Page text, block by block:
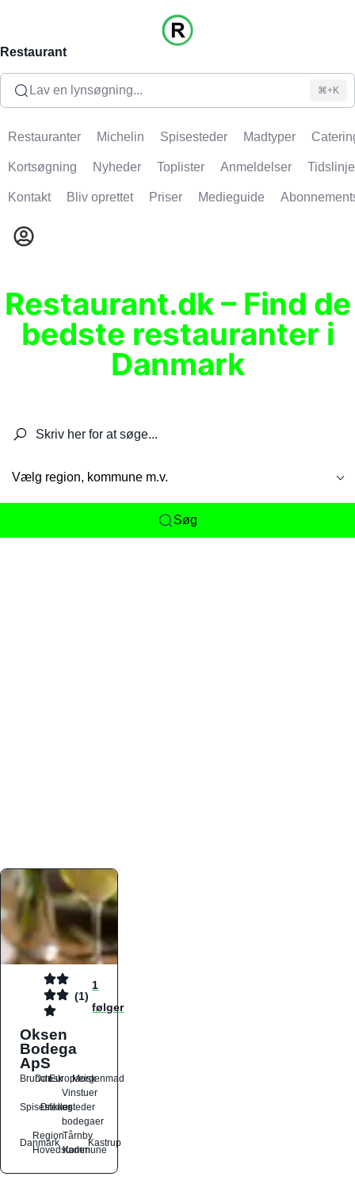
Restaurant
Lav en lynsøgning... ⌘+K
Restauranter Michelin Spisesteder Madtyper
Kortsøgning Nyheder Toplister Anmeldelser Tidslinje
Kontakt Bliv oprettet Priser Medieguide
Restaurant.dk – Find de
bedste restauranter i
Danmark
Vælg region, kommune m.v.
Søg
(1)
1
følger
Oksen
Bodega
ApS
Brunch
DanskEuropæiskMorgenmad
Spisesteder
Drikkesteder
Vinstuer
og
bodegaer
Danmark
Region
Hovedstaden
Tårnby
Kommune
Kastrup